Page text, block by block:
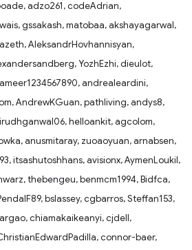
adzo261, codeAdrian,
gssakash, matobaa, akshayagarwal,
AleksandrHovhannisyan,
YozhEzhi, dieulot,
andrealeardini,
AndrewKGuan, pathliving, andys8,
helloankit, agcolom,
anusmitaray, zuoaoyuan, arnabsen,
itsashutoshhans, avisionx, AymenLoukil,
thebengeu, benmcm1994, Bidfca,
bslassey, cgbarros, Steffan153,
chiamakaikeanyi, cjdell,
connor-baer,